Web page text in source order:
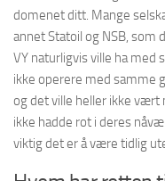
domenet ditt. Mange
annet Statoil og NSB, som
VY naturligvis ville ha med
ikke operere med samme
og det ville heller ikke vært
ikke hadde rot i deres
viktig det er å være tidlig